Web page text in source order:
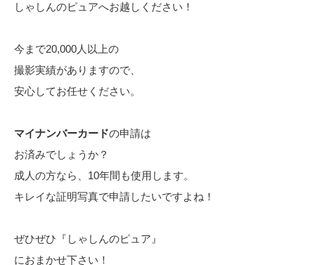
しゃしんのピュアへお越しください！
今まで20,000人以上の
撮影実績がありますので、
安心してお任せください。
マイナンバーカードの申請は
お済みでしょうか？
成人の方なら、10年間も使用します。
キレイな証明写真で申請したいですよね！
ぜひぜひ『しゃしんのピュア』
におまかせ下さい！